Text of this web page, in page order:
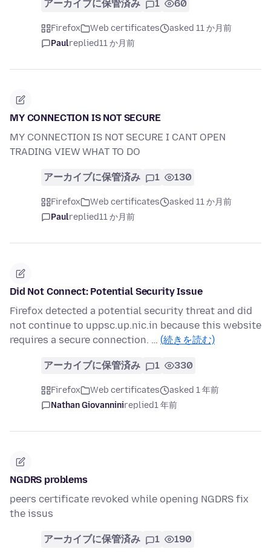
アーカイブに保管済み 1 60
Firefox Web certificates
asked 11 か月前
Paulreplied11 か月前
MY CONNECTION IS NOT SECURE
MY CONNECTION IS NOT SECURE I CANT OPEN
TRADING VIEW WHAT TO DO
アーカイブに保管済み 1 130
Firefox Web certificates
asked 11 か月前
Paulreplied11 か月前
Did Not Connect: Potential Security Issue
Firefox detected a potential security threat and did
not continue to uppsc.up.nic.in because this website
requires a secure connection. … (続きを読む)
アーカイブに保管済み 1 330
Firefox Web certificates
asked 1 年前
Nathan Giovanninireplied1 年前
NGDRS problems
peers certificate revoked while opening NGDRS fix
the issus
アーカイブに保管済み 1 190